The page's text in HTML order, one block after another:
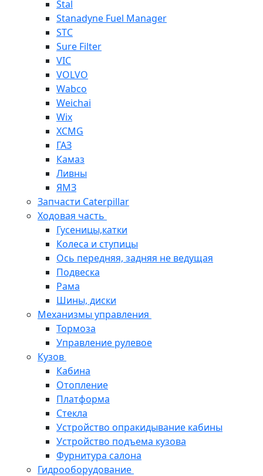
Stal
Stanadyne Fuel Manager
STC
Sure Filter
VIC
VOLVO
Wabco
Weichai
Wix
XCMG
ГАЗ
Камаз
Ливны
ЯМЗ
Запчасти Caterpillar
Ходовая часть
Гусеницы,катки
Колеса и ступицы
Ось передняя, задняя не ведущая
Подвеска
Рама
Шины, диски
Механизмы управления
Тормоза
Управление рулевое
Кузов
Кабина
Отопление
Платформа
Стекла
Устройство опракидывание кабины
Устройство подъема кузова
Фурнитура салона
Гидрооборудование